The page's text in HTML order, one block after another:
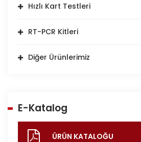
Hızlı Kart Testleri
RT-PCR Kitleri
Diğer Ürünlerimiz
E-Katalog
ÜRÜN KATALOĞU